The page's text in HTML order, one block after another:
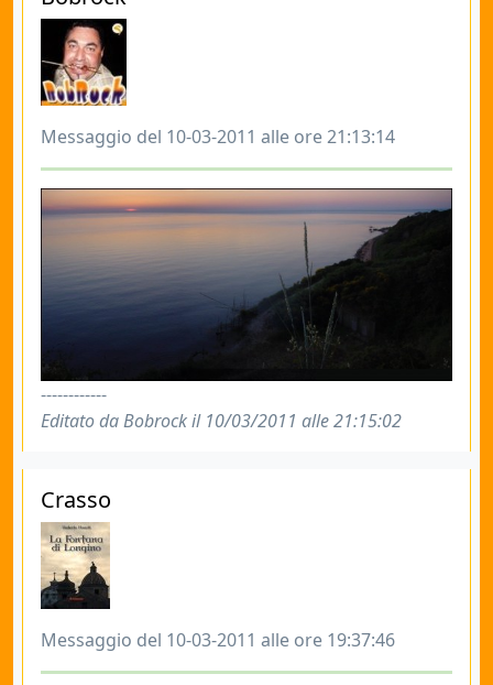
Messaggio del 10-03-2011 alle ore 21:13:14
------------
Editato da Bobrock il 10/03/2011 alle 21:15:02
Crasso
Messaggio del 10-03-2011 alle ore 19:37:46